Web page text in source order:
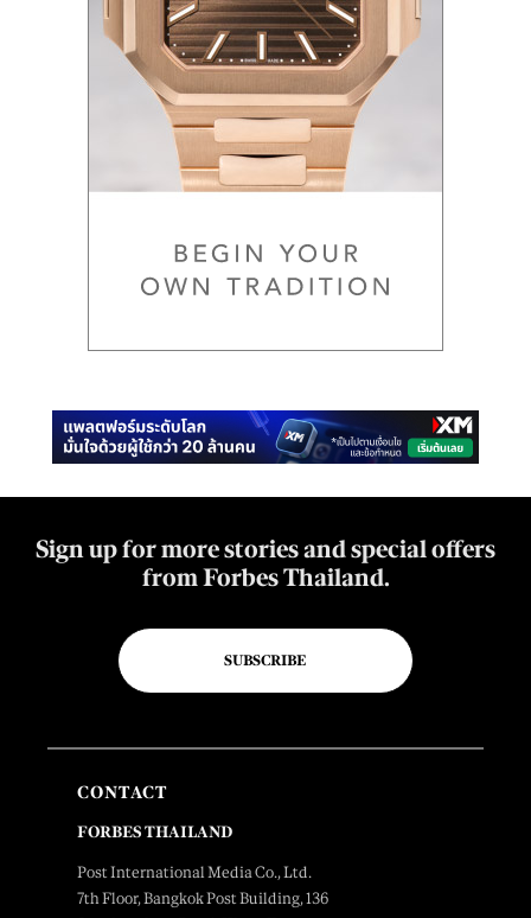
Sign up for more stories and special offers
from Forbes Thailand.
SUBSCRIBE
CONTACT
FORBES THAILAND
Post International Media Co., Ltd.
7th Floor, Bangkok Post Building, 136